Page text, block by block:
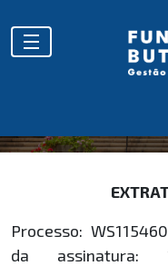
Processo:
da assinatura: